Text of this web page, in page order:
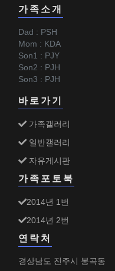
가족소개
Dad : PSH
Mom : KDA
Son1 : PJY
Son2 : PJH
Son3 : PJH
바로가기
가족갤러리
일반갤러리
자유게시판
가족포토북
2014년 1번
2014년 2번
연락처
경상남도 진주시 봉곡동